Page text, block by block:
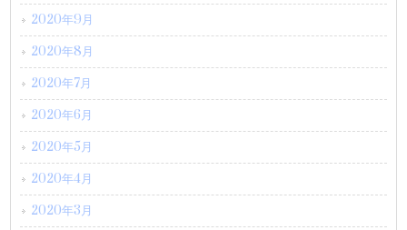
2020年9月
2020年8月
2020年7月
2020年6月
2020年5月
2020年4月
2020年3月